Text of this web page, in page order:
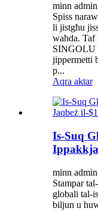
minn
Spiss
li jistgħu
waħda.
SINGOLU
jippermetti
p...
Aqra aktar
Is-Suq
minn
Stampar
globali tal-
biljun u